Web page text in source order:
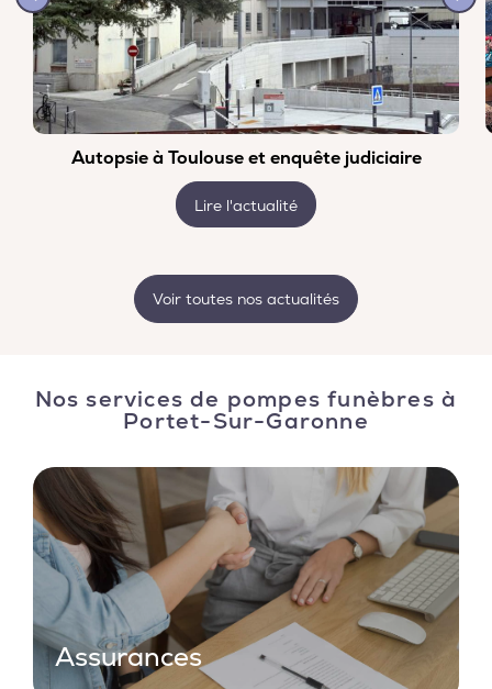
Voir toutes nos actualités
Autopsie à Toulouse et enquête judiciaire
Lire l'actualité
Nos services de pompes funèbres à
Portet-Sur-Garonne
Assurances